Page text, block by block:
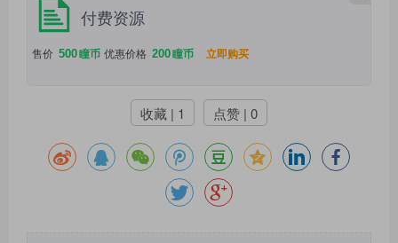
付费资源
售价 500瞳币 优惠价格 200瞳币 立即购买
收藏 | 1 点赞 | 0